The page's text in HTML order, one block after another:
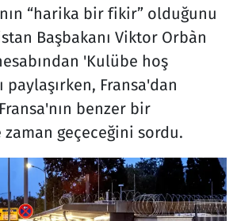
“harika bir fikir” olduğunu
Başbakanı Viktor Orbàn
'Kulübe hoş
paylaşırken, Fransa'dan
benzer bir
geçeceğini sordu.